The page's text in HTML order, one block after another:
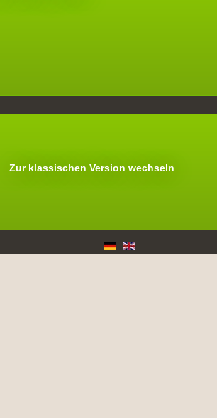
Zur klassischen Version wechseln